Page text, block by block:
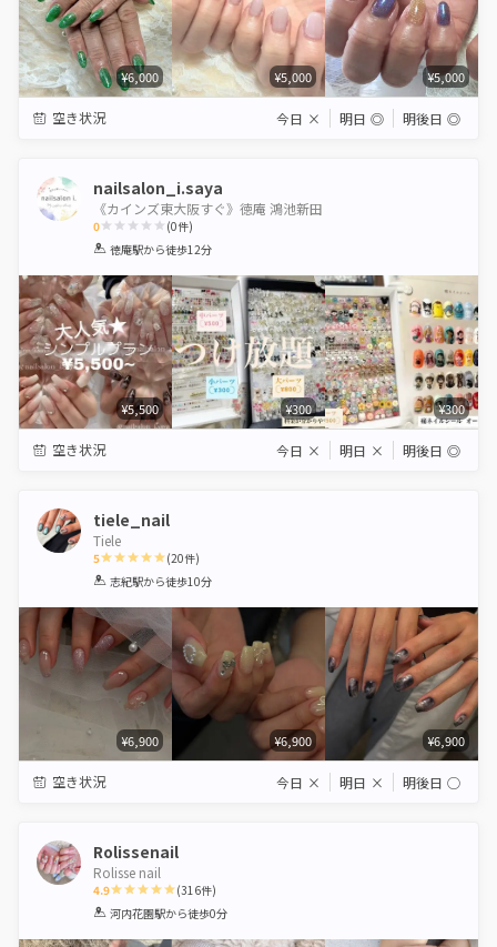
¥6,000 ¥5,000 ¥5,000
空き状況 今日 × 明日 ◎ 明後日 ◎
nailsalon_i.saya
《カインズ東大阪すぐ》徳庵 鴻池新田
0
1 2 3 4 5
(0件)
徳庵駅から徒歩12分
¥5,500 ¥300 ¥300
空き状況 今日 × 明日 × 明後日 ◎
tiele_nail
Tiele
5
1 2 3 4 5
(20件)
志紀駅から徒歩10分
¥6,900 ¥6,900 ¥6,900
空き状況 今日 × 明日 × 明後日 ◯
Rolissenail
Rolisse nail
4.9
1 2 3 4 5
(316件)
河内花園駅から徒歩0分